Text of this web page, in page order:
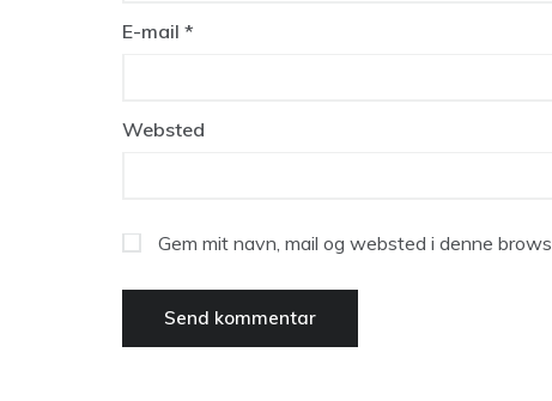
E-mail *
Websted
Gem mit navn, mail og websted i denne